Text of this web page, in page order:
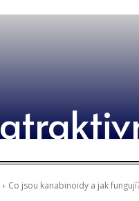
Co jsou kanabinoidy a jak